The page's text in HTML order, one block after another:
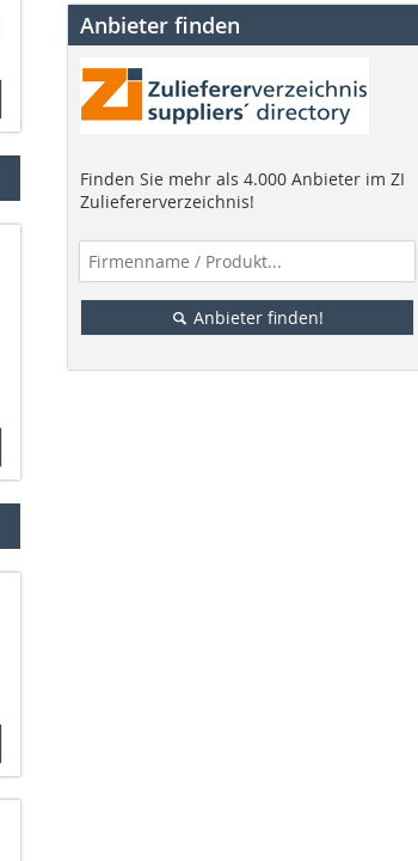
Anbieter finden
Finden Sie mehr als 4.000 Anbieter im ZI
Zuliefererverzeichnis!
Anbieter finden!